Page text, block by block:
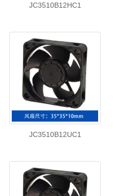
JC3510B12HC1
JC3510B12UC1